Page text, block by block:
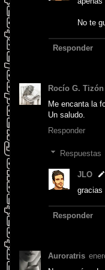
No te
Responder
Rocío G. Tizón
Me encanta la
Un saludo.
Responder
Respuestas
JLO
gracias
Responder
Auroratris